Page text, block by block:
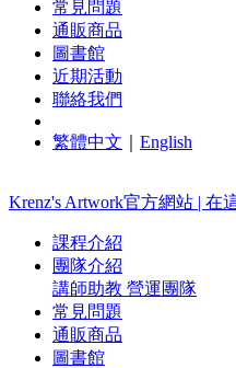
常見問題
通販商品
圖書館
近期活動
聯絡我們
繁體中文 English
Krenz's Artwork官方網站 | 在
課程介紹
團隊介紹
講師助教 營運團隊
常見問題
通販商品
圖書館